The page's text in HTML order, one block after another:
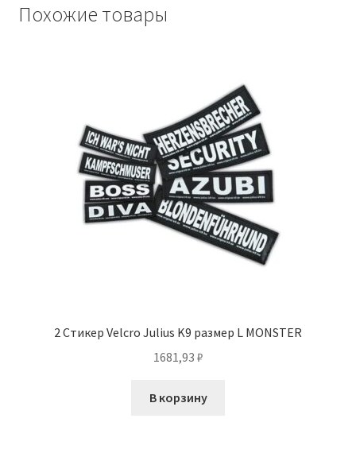
Похожие товары
2 Стикер Velcro Julius K9 размер L MONSTER
1681,93 ₽
В корзину